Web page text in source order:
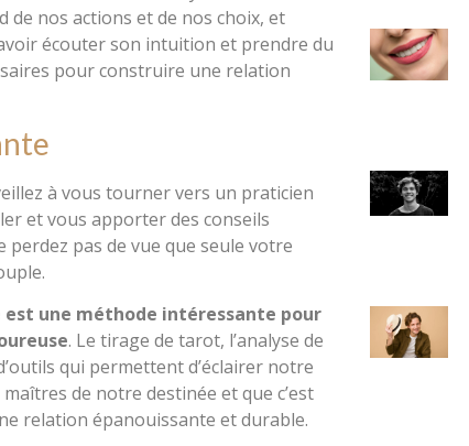
de nos actions et de nos choix, et
écouter son intuition et prendre du
pour construire une relation
à vous tourner vers un praticien
et vous apporter des conseils
pas de vue que seule votre
une méthode intéressante pour
. Le tirage de tarot, l’analyse de
qui permettent d’éclairer notre
de notre destinée et que c’est
relation épanouissante et durable.